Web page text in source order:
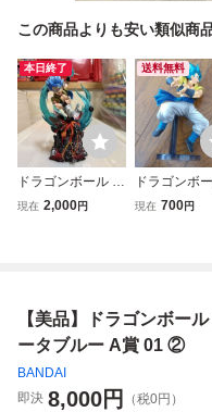
この商品よりも安い類似商
本日終了
ドラゴンボール ゴ
ジータブルー フィ
現在 2,000円
送料無料
ドラゴンボ
ィギュア ゴ
現在 700円
【美品】ドラゴンボー
ータブルー A賞 01 ②
BANDAI
即決 8,000円
（税0円）